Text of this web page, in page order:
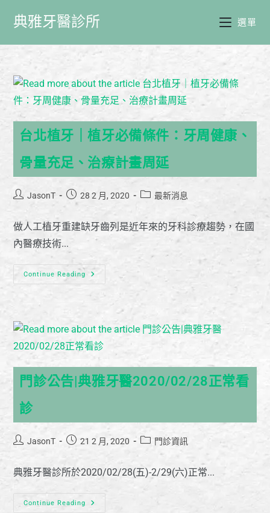
典雅牙醫診所 選單
台北植牙｜植牙必備條件：牙周健康、
骨量充足、治療計畫周延
JasonT 28 2 月, 2020 最新消息
做人工植牙重建缺牙齒列是近年來的牙科診療趨勢，在國
內醫療技術...
Continue Reading
門診公告|典雅牙醫2020/02/28正常看
診
JasonT 21 2 月, 2020 門診資訊
典雅牙醫診所於2020/02/28(五)-2/29(六)正常...
Continue Reading